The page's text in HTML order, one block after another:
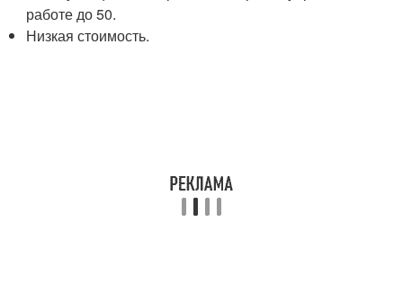
работе до 50.
Низкая стоимость.